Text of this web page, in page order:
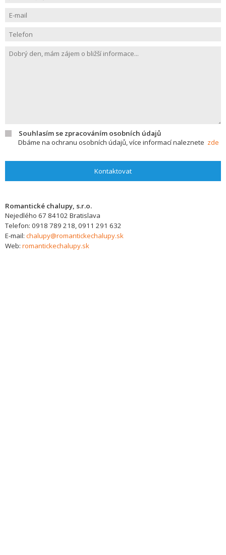
Souhlasím se zpracováním osobních údajů
Dbáme na ochranu osobních údajů, více informací naleznete zde
Kontaktovat
Romantické chalupy, s.r.o.
Nejedlého 67 84102 Bratislava
Telefon: 0918 789 218, 0911 291 632
E-mail: chalupy@romantickechalupy.sk
Web: romantickechalupy.sk